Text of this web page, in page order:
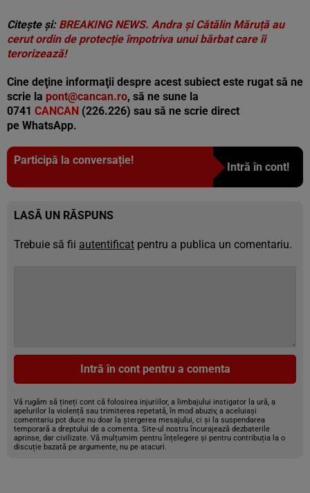
Citește și: BREAKING NEWS. Andra și Cătălin Măruță au
cerut ordin de protecție împotriva unui bărbat care îi
terorizează!
Cine deţine informaţii despre acest subiect este rugat să ne
scrie la pont@cancan.ro, să ne sune la
0741 CANCAN (226.226) sau să ne scrie direct
pe WhatsApp.
Participă la conversație!
Intră în cont!
LASĂ UN RĂSPUNS
Trebuie să fii autentificat pentru a publica un comentariu.
Intră în cont pentru a comenta
Vă rugăm să țineți cont că folosirea injuriilor, a limbajului instigator la ură, a
apelurilor la violență sau trimiterea repetată, în mod abuziv, a aceluiași
comentariu pot duce nu doar la ștergerea mesajului, ci și la suspendarea
temporară a dreptului de a comenta. Site-ul nostru încurajează dezbaterile
aprinse, dar civilizate. Vă mulțumim pentru înțelegere și pentru contribuția la o
discuție bazată pe argumente, nu pe atacuri.